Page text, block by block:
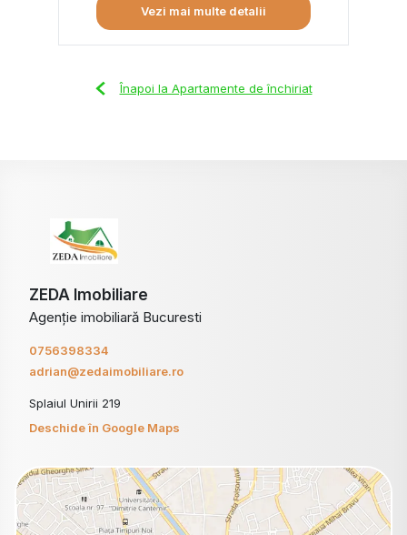
Vezi mai multe detalii
Înapoi la Apartamente de închiriat
ZEDA Imobiliare
Agenție imobiliară Bucuresti
0756398334
adrian@zedaimobiliare.ro
Splaiul Unirii 219
Deschide în Google Maps